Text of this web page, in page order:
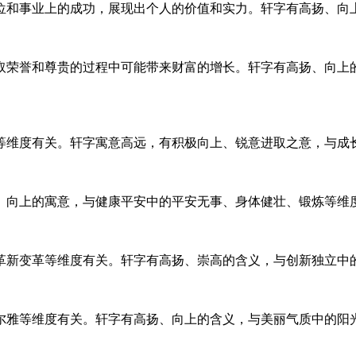
事业上的成功，展现出个人的价值和实力。轩字有高扬、
誉和尊贵的过程中可能带来财富的增长。轩字有高扬、向
度有关。轩字寓意高远，有积极向上、锐意进取之意，与成
上的寓意，与健康平安中的平安无事、身体健壮、锻炼等维
变革等维度有关。轩字有高扬、崇高的含义，与创新独立
等维度有关。轩字有高扬、向上的含义，与美丽气质中的阳